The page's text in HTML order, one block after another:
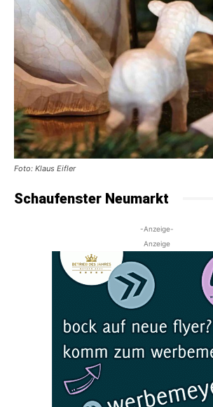
Foto: Klaus Eifler
Schaufenster Neumarkt
-Anzeige-
Anzeige